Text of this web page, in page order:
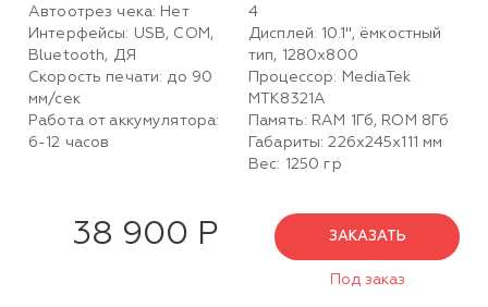
Автоотрез чека: Нет
Интерфейсы: USB, COM,
Bluetooth, ДЯ
Скорость печати: до 90
мм/сек
Работа от аккумулятора:
6-12 часов
4
Дисплей: 10.1", ёмкостный
тип, 1280х800
Процессор: MediaTek
MTK8321A
Память: RAM 1Гб, ROM 8Гб
Габариты: 226х245х111 мм
Вес: 1250 гр
38 900 Р ЗАКАЗАТЬ
Под заказ